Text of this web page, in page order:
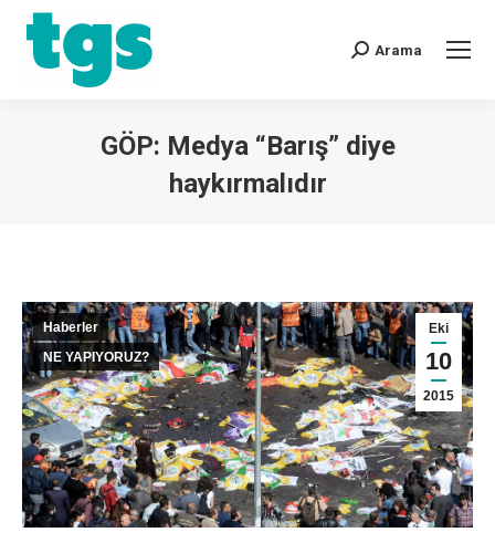
Arama
GÖP: Medya “Barış” diye
haykırmalıdır
Eki
10
2015
Haberler
NE YAPIYORUZ?